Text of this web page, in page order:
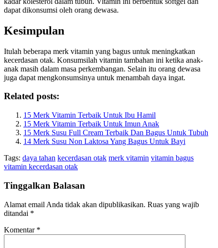
dapat dikonsumsi oleh orang dewasa.
Kesimpulan
Itulah beberapa merk vitamin yang bagus untuk meningkatkan
kecerdasan otak. Konsumsilah vitamin tambahan ini ketika anak-
anak masih dalam masa perkembangan. Selain itu orang dewasa
juga dapat mengkonsumsinya untuk menambah daya ingat.
Related posts:
15 Merk Vitamin Terbaik Untuk Ibu Hamil
15 Merk Vitamin Terbaik Untuk Imun Anak
15 Merk Susu Full Cream Terbaik Dan Bagus Untuk Tubuh
14 Merk Susu Non Laktosa Yang Bagus Untuk Bayi
Tags: daya tahan kecerdasan otak merk vitamin vitamin bagus
vitamin kecerdasan otak
Tinggalkan Balasan
Alamat email Anda tidak akan dipublikasikan. Ruas yang wajib
ditandai *
Komentar *